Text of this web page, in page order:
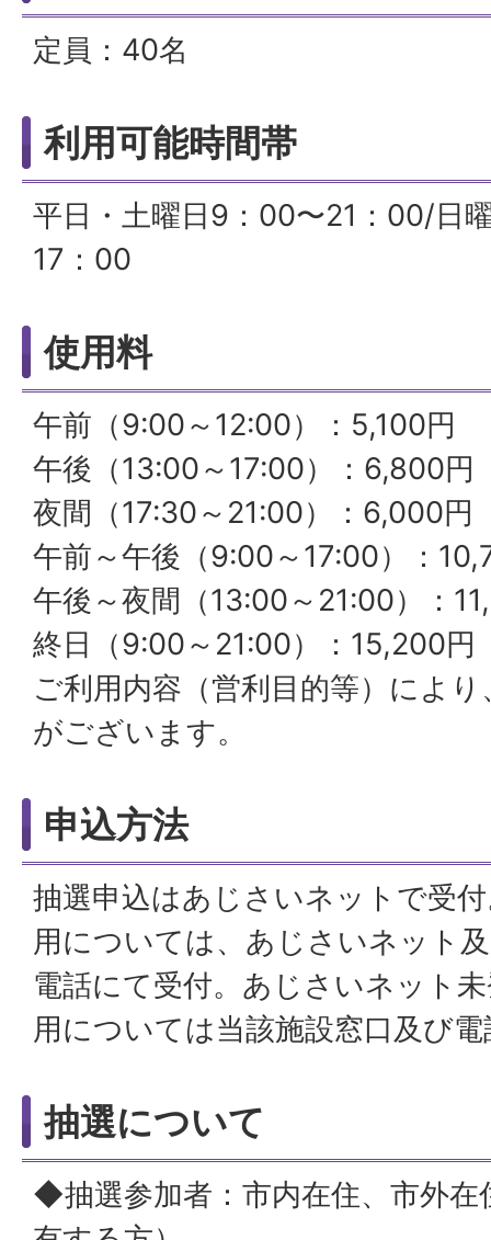
定員：40名
利用可能時間帯
平日・土曜日9：00〜21：00/日
17：00
使用料
午前（9:00～12:00）：5,100円
午後（13:00～17:00）：6,800円
夜間（17:30～21:00）：6,000円
午前～午後（9:00～17:00）：
午後～夜間（13:00～21:00）：
終日（9:00～21:00）：15,200円
ご利用内容（営利目的等）によ
がございます。
申込方法
抽選申込はあじさいネットで受
用については、あじさいネット
電話にて受付。あじさいネット
用については当該施設窓口及び
抽選について
◆抽選参加者：市内在住、市外在